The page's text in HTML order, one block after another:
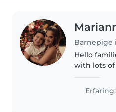
Barnepige
Hello
with lots of
than 10
offer my
Erfaring: